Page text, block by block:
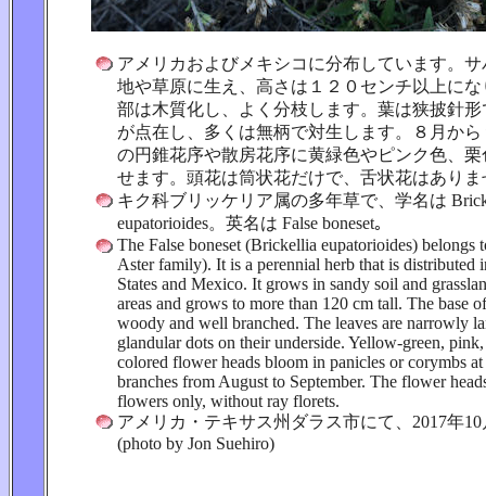
アメリカおよびメキシコに分布しています。
地や草原に生え、高さは１２０センチ以上に
部は木質化し、よく分枝します。葉は狭披針
が点在し、多くは無柄で対生します。８月か
の円錐花序や散房花序に黄緑色やピンク色、
せます。頭花は筒状花だけで、舌状花はあり
キク科ブリッケリア属の多年草で、学名は
eupatorioides。英名は False boneset｡
The False boneset (Brickellia eupatorioides) belongs
Aster family). It is a perennial herb that is distributed
States and Mexico. It grows in sandy soil and
areas and grows to more than 120 cm tall. The base
woody and well branched. The leaves are narrowly
glandular dots on their underside. Yellow-green,
colored flower heads bloom in panicles or corymbs at
branches from August to September. The flower
flowers only, without ray florets.
アメリカ・テキサス州ダラス市にて、2017年
(photo by Jon Suehiro)